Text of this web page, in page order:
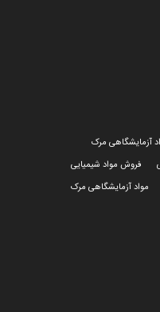
آزمایشگاهی مرک
فروش مواد شیمیایی
مواد آزمایشگاهی مرک